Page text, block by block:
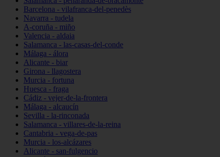
Barcelona - vilafranca-del-penedès
Navarra - tudela
A-coruña - miño
Valencia - aldaia
Salamanca - las-casas-del-conde
Málaga - álora
Alicante - biar
Girona - llagostera
Murcia - fortuna
Huesca - fraga
Cádiz - vejer-de-la-frontera
Málaga - alcaucín
Sevilla - la-rinconada
Salamanca - villares-de-la-reina
Cantabria - vega-de-pas
Murcia - los-alcázares
Alicante - san-fulgencio